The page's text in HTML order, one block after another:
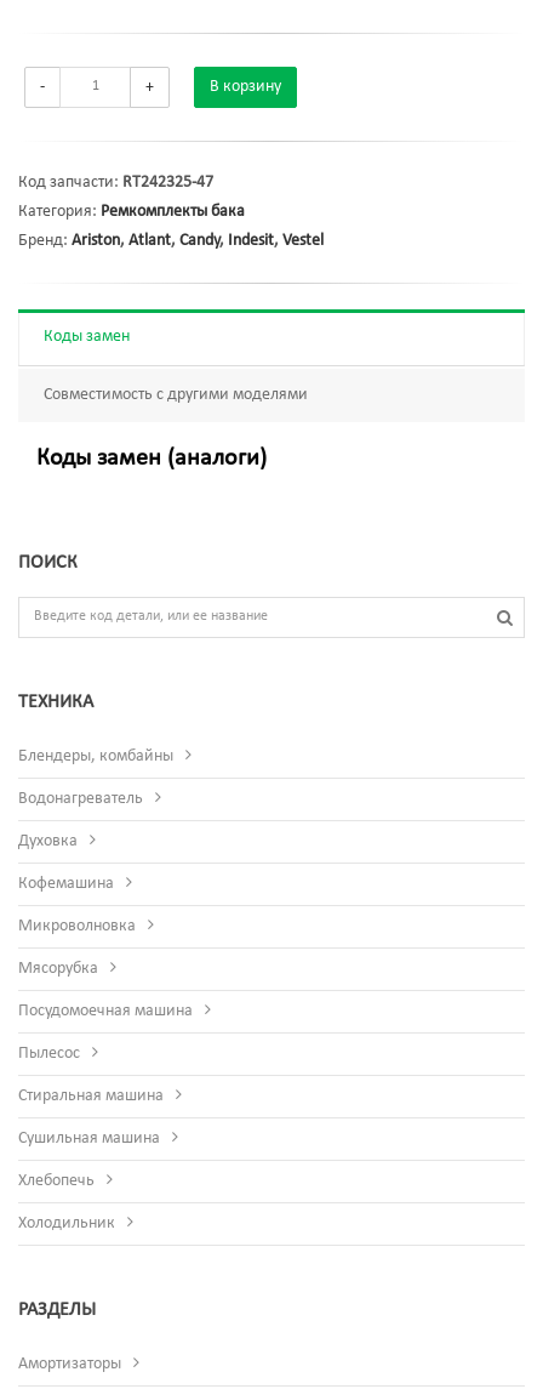
- + В корзину
Код запчасти: RT242325-47
Категория: Ремкомплекты бака
Бренд: Ariston, Atlant, Candy, Indesit, Vestel
Коды замен
Совместимость с другими моделями
Коды замен (аналоги)
ПОИСК
ТЕХНИКА
Блендеры, комбайны
Водонагреватель
Духовка
Кофемашина
Микроволновка
Мясорубка
Посудомоечная машина
Пылесос
Стиральная машина
Сушильная машина
Хлебопечь
Холодильник
РАЗДЕЛЫ
Амортизаторы